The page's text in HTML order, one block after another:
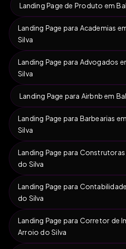
Landing Page de Produto em
Landing Page para Academias
Silva
Landing Page para Advogados
Silva
Landing Page para Airbnb em
Landing Page para Barbearias
Silva
Landing Page para
do Silva
Landing Page para
do Silva
Landing Page para Corretor de
Arroio do Silva